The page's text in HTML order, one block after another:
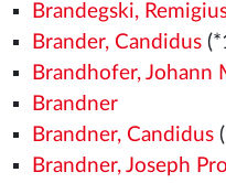
Brandegski,
Brander, Candidus
Brandhofer, Johann
Brandner
Brandner, Candidus
Brandner, Joseph